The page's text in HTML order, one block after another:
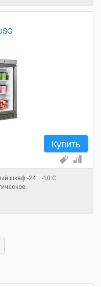
Купить
шкаф -24... -10 С.